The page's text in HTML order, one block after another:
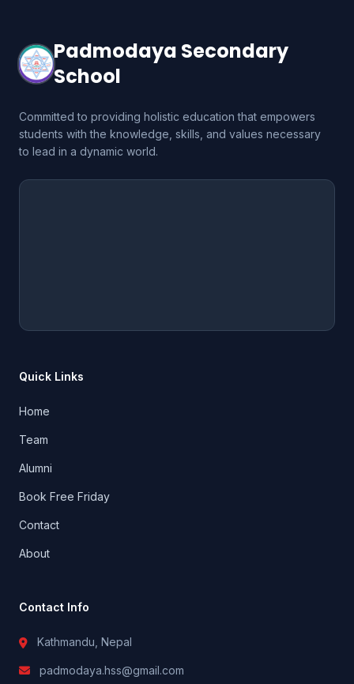
Padmodaya Secondary
School
Committed to providing holistic education that empowers
students with the knowledge, skills, and values necessary
to lead in a dynamic world.
Quick Links
Home
Team
Alumni
Book Free Friday
Contact
About
Contact Info
Kathmandu, Nepal
padmodaya.hss@gmail.com